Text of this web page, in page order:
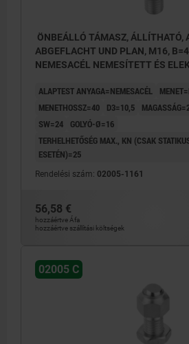
ÖNBEÁLLÓ TÁMASZ, ÁLLÍTHATÓ,
ABGEFLACHT UND PLAN, M16,
NEMESACÉL NEMESÍTETT ÉS
ALAPTEST ANYAGA=NEMESACÉL
MENETHOSSZ=40
D3=10,5
SW=24
GOLYÓ-Ø=16
TERHELHETŐSÉG MAX., KN (CSAK
ESETÉN)=25
Rendelési szám: 02005-1161
56,58 €
hozzáértve Áfa
hozzáértve szállítási költségek
02005 C